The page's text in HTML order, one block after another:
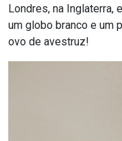
Londres, na Inglaterra,
um globo branco e um
ovo de avestruz!